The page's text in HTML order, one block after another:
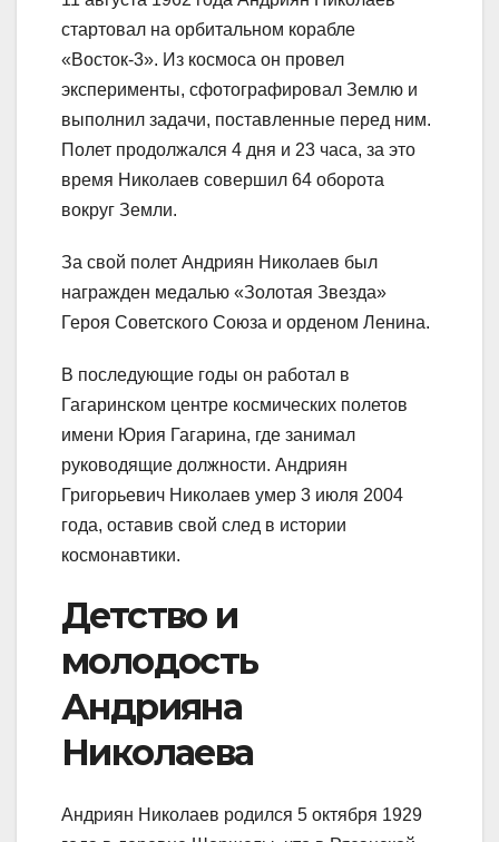
стартовал на орбитальном корабле
«Восток-3». Из космоса он провел
эксперименты, сфотографировал Землю и
выполнил задачи, поставленные перед ним.
Полет продолжался 4 дня и 23 часа, за это
время Николаев совершил 64 оборота
вокруг Земли.
За свой полет Андриян Николаев был
награжден медалью «Золотая Звезда»
Героя Советского Союза и орденом Ленина.
В последующие годы он работал в
Гагаринском центре космических полетов
имени Юрия Гагарина, где занимал
руководящие должности. Андриян
Григорьевич Николаев умер 3 июля 2004
года, оставив свой след в истории
космонавтики.
Детство и
молодость
Андрияна
Николаева
Андриян Николаев родился 5 октября 1929